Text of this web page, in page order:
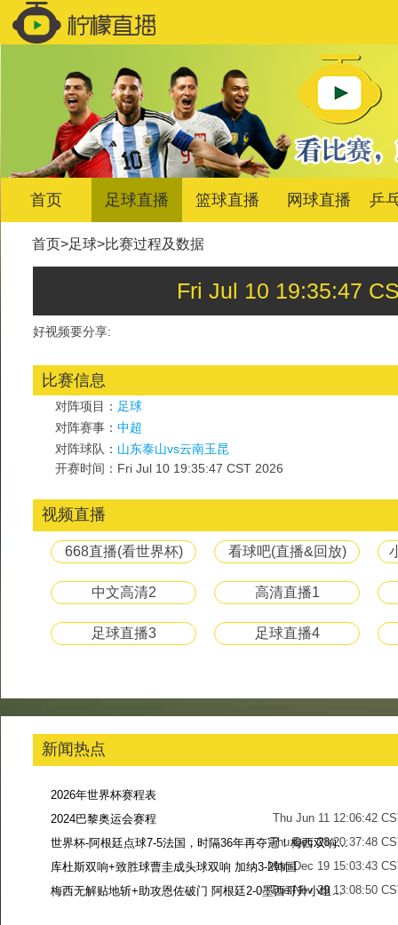
首页 足球直播 篮球直播 网球直播 乒
首页>足球>比赛过程及数据
Fri Jul 10 19:35:47
好视频要分享:
比赛信息
对阵项目： 足球
对阵赛事： 中超
对阵球队： 山东泰山vs云南玉昆
开赛时间：Fri Jul 10 19:35:47 CST 2026
视频直播
668直播(看世界杯) 看球吧(直播&回放)
中文高清2 高清直播1
足球直播3 足球直播4
新闻热点
2026年世界杯赛程表
Thu Jun 11 12:06:42
2024巴黎奥运会赛程
Thu Dec 28 20:37:48
世界杯-阿根廷点球7-5法国，时隔36年再夺冠！梅西双响姆巴佩戴帽
Mon Dec 19 15:03:43
库杜斯双响+致胜球曹圭成头球双响 加纳3-2韩国
Tue Nov 29 13:08:50
梅西无解贴地斩+助攻恩佐破门 阿根廷2-0墨西哥升小组第二